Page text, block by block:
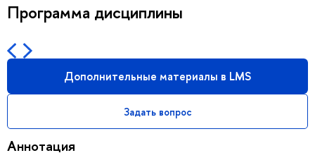
Программа дисциплины
Дополнительные материалы в LMS
Задать вопрос
Аннотация